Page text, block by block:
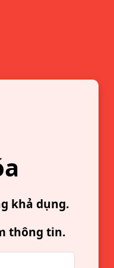
khả dụng.
thông tin.